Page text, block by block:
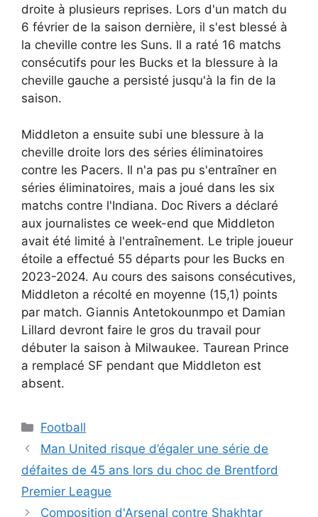
droite à plusieurs reprises. Lors d'un match du
6 février de la saison dernière, il s'est blessé à
la cheville contre les Suns. Il a raté 16 matchs
consécutifs pour les Bucks et la blessure à la
cheville gauche a persisté jusqu'à la fin de la
saison.
Middleton a ensuite subi une blessure à la
cheville droite lors des séries éliminatoires
contre les Pacers. Il n'a pas pu s'entraîner en
séries éliminatoires, mais a joué dans les six
matchs contre l'Indiana. Doc Rivers a déclaré
aux journalistes ce week-end que Middleton
avait été limité à l'entraînement. Le triple joueur
étoile a effectué 55 départs pour les Bucks en
2023-2024. Au cours des saisons consécutives,
Middleton a récolté en moyenne (15,1) points
par match. Giannis Antetokounmpo et Damian
Lillard devront faire le gros du travail pour
débuter la saison à Milwaukee. Taurean Prince
a remplacé SF pendant que Middleton est
absent.
Catégories
Football
Man United risque d’égaler une série de
défaites de 45 ans lors du choc de Brentford
Premier League
Composition d'Arsenal contre Shakhtar